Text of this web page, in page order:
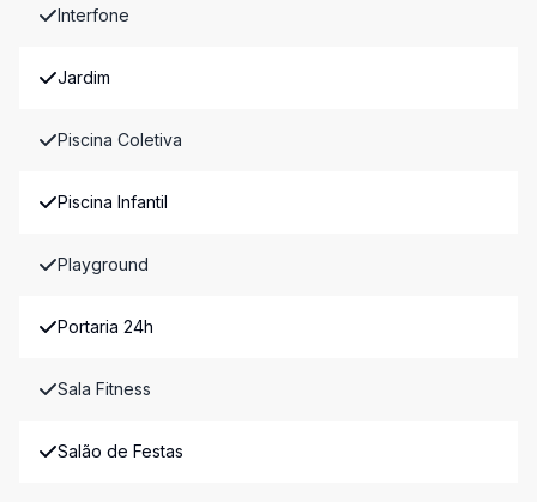
Interfone
Jardim
Piscina Coletiva
Piscina Infantil
Playground
Portaria 24h
Sala Fitness
Salão de Festas